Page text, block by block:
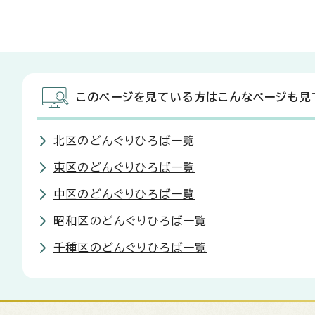
このページを見ている方はこんなページも見
北区のどんぐりひろば一覧
東区のどんぐりひろば一覧
中区のどんぐりひろば一覧
昭和区のどんぐりひろば一覧
千種区のどんぐりひろば一覧